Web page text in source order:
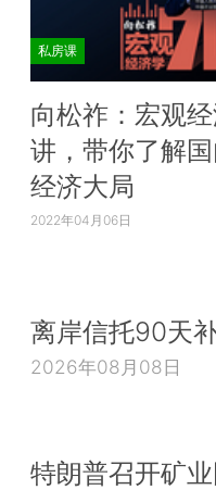
私房课
向松祚：宏观
讲，带你了解
经济大局
2022年04月06日
离岸信托90天
2026年08月08日
特朗普召开矿